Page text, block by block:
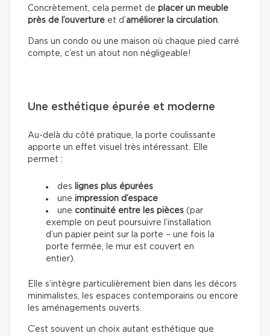
Concrètement, cela permet de placer un meuble
près de l’ouverture et d’améliorer la circulation
Dans un condo ou une maison où chaque pied carré
compte, c’est un atout non négligeable!
Une esthétique épurée et moderne
Au-delà du côté pratique, la porte coulissante
apporte un effet visuel très intéressant. Elle
permet :
des lignes plus épurées
une impression d’espace
une continuité entre les pièces (par
exemple on peut poursuivre l’installation
d’un papier peint sur la porte – une fois la
porte fermée, le mur est couvert en
entier).
Elle s’intègre particulièrement bien dans les décors
minimalistes, les espaces contemporains ou encore
les aménagements ouverts.
C’est souvent un choix autant esthétique que